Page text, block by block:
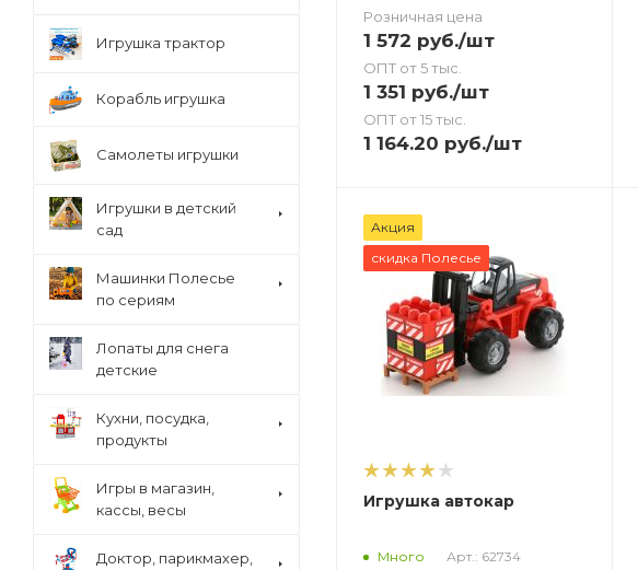
Розничная цена
1 572 руб./шт
ОПТ от 5 тыс.
1 351 руб./шт
ОПТ от 15 тыс.
1 164.20 руб./шт
Акция
скидка Полесье
Игрушка автокар
Много Арт.: 62734
Игрушка трактор
Корабль игрушка
Самолеты игрушки
Игрушки в детский
сад
Машинки Полесье
по сериям
Лопаты для снега
детские
Кухни, посудка,
продукты
Игры в магазин,
кассы, весы
Доктор, парикмахер,